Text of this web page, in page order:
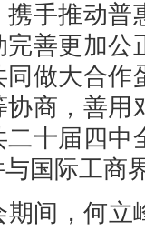
携手推动
完善更加
做大合
商，善
十届四
国际工商
期间，何